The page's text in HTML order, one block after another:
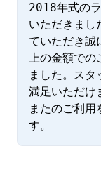
2018年式の
いただきまし
ていただき誠
上の金額での
ました。ス
満足いただけ
またのご利用
す。